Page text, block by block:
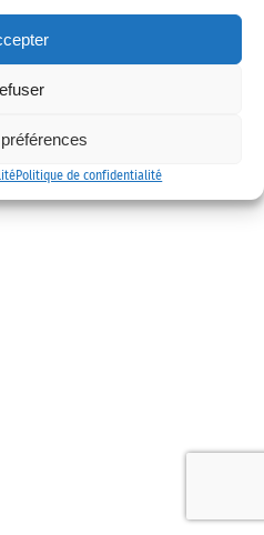
Politique de confidentialité
des mobilités
de confidentialité Contact